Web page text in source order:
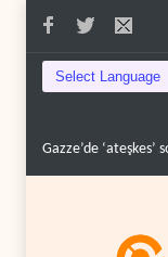
Gazze’de ‘ateşkes’